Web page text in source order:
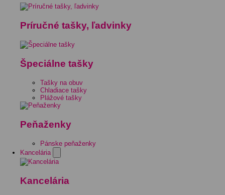
Príručné tašky, ľadvinky
Špeciálne tašky
Tašky na obuv
Chladiace tašky
Plážové tašky
Peňaženky
Pánske peňaženky
Kancelária
Kancelária